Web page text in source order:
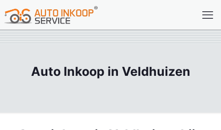
Auto Inkoop in Veldhuizen